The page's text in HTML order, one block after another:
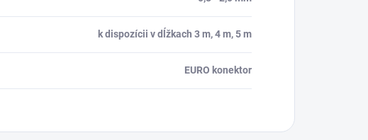
k dispozícii v dĺžkach 3 m, 4 m, 5 m
EURO konektor